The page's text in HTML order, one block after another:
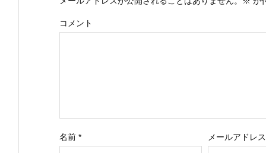
コメント
名前 * メールアドレス